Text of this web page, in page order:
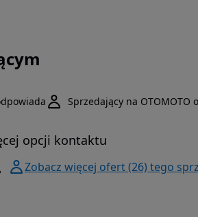
Sprzedający na OTOMOTO
opcji kontaktu
Zobacz więcej ofert (26) tego